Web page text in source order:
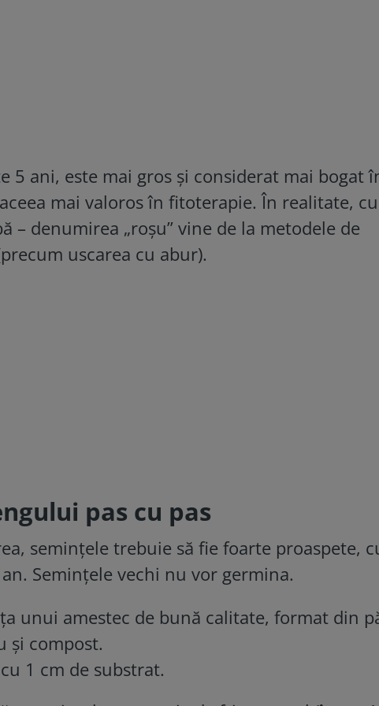
5 ani, este mai gros și considerat mai bogat
mai valoros în fitoterapie. În realitate,
– denumirea „roșu” vine de la metodele de
uscarea cu abur).
pas cu pas
semințele trebuie să fie foarte proaspete,
Semințele vechi nu vor germina.
unui amestec de bună calitate, format din
și compost.
1 cm de substrat.